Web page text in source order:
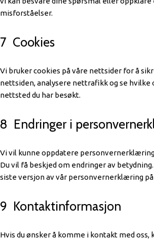
misforståelser.
7 Cookies
Vi bruker cookies på våre nettsider for å
nettsiden, analysere nettrafikk og se hvilke
nettsted du har besøkt.
8 Endringer i
Vi vil kunne oppdatere
Du vil få beskjed om endringer av
siste versjon av vår personvernerklæring
9 Kontaktinformasjon
Hvis du ønsker å komme i kontakt med oss,